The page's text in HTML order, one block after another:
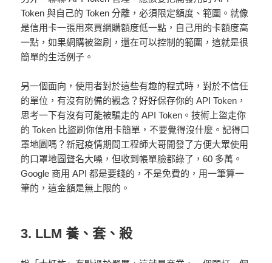
Token 與自己的 Token 分離，必須限定額度、範圍。就像
是信用卡一張用來買網購額度低一點，自己用的卡額度高
一點，如果網購被盜刷，還在可以控制的範圍，這就是很
簡單的生活例子。
另一個面向，使用者對於這些有趣的程式時，對於不信任
的單位，有沒有防備的觀念？好好保存你的 API Token，
思考一下有沒有可能被騙走的 API Token。技術上盜走你
的 Token 比盜刷你信用卡簡單，不要覺得沒什麼。記得口
罩地圖嗎？新冠疫情期間工程師大哥開發了方便大眾使用
的口罩地圖聲名大噪，但收到帳單臉都綠了，60 多萬。
Google 商用 API 都是要錢的，不是免費的，用一筆算一
筆的，這金額是無上限的。
3. LLM 養、套、殺